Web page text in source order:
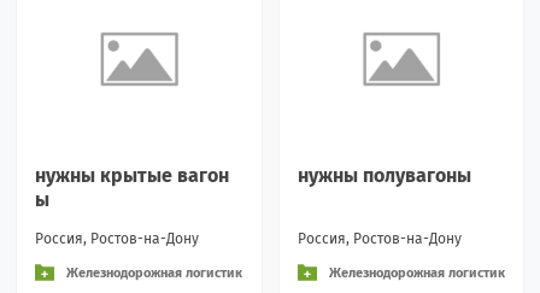
нужны крытые вагон
ы
Россия, Ростов-на-Дону
Железнодорожная логистик
нужны полувагоны
Россия, Ростов-на-Дону
Железнодорожная логистик